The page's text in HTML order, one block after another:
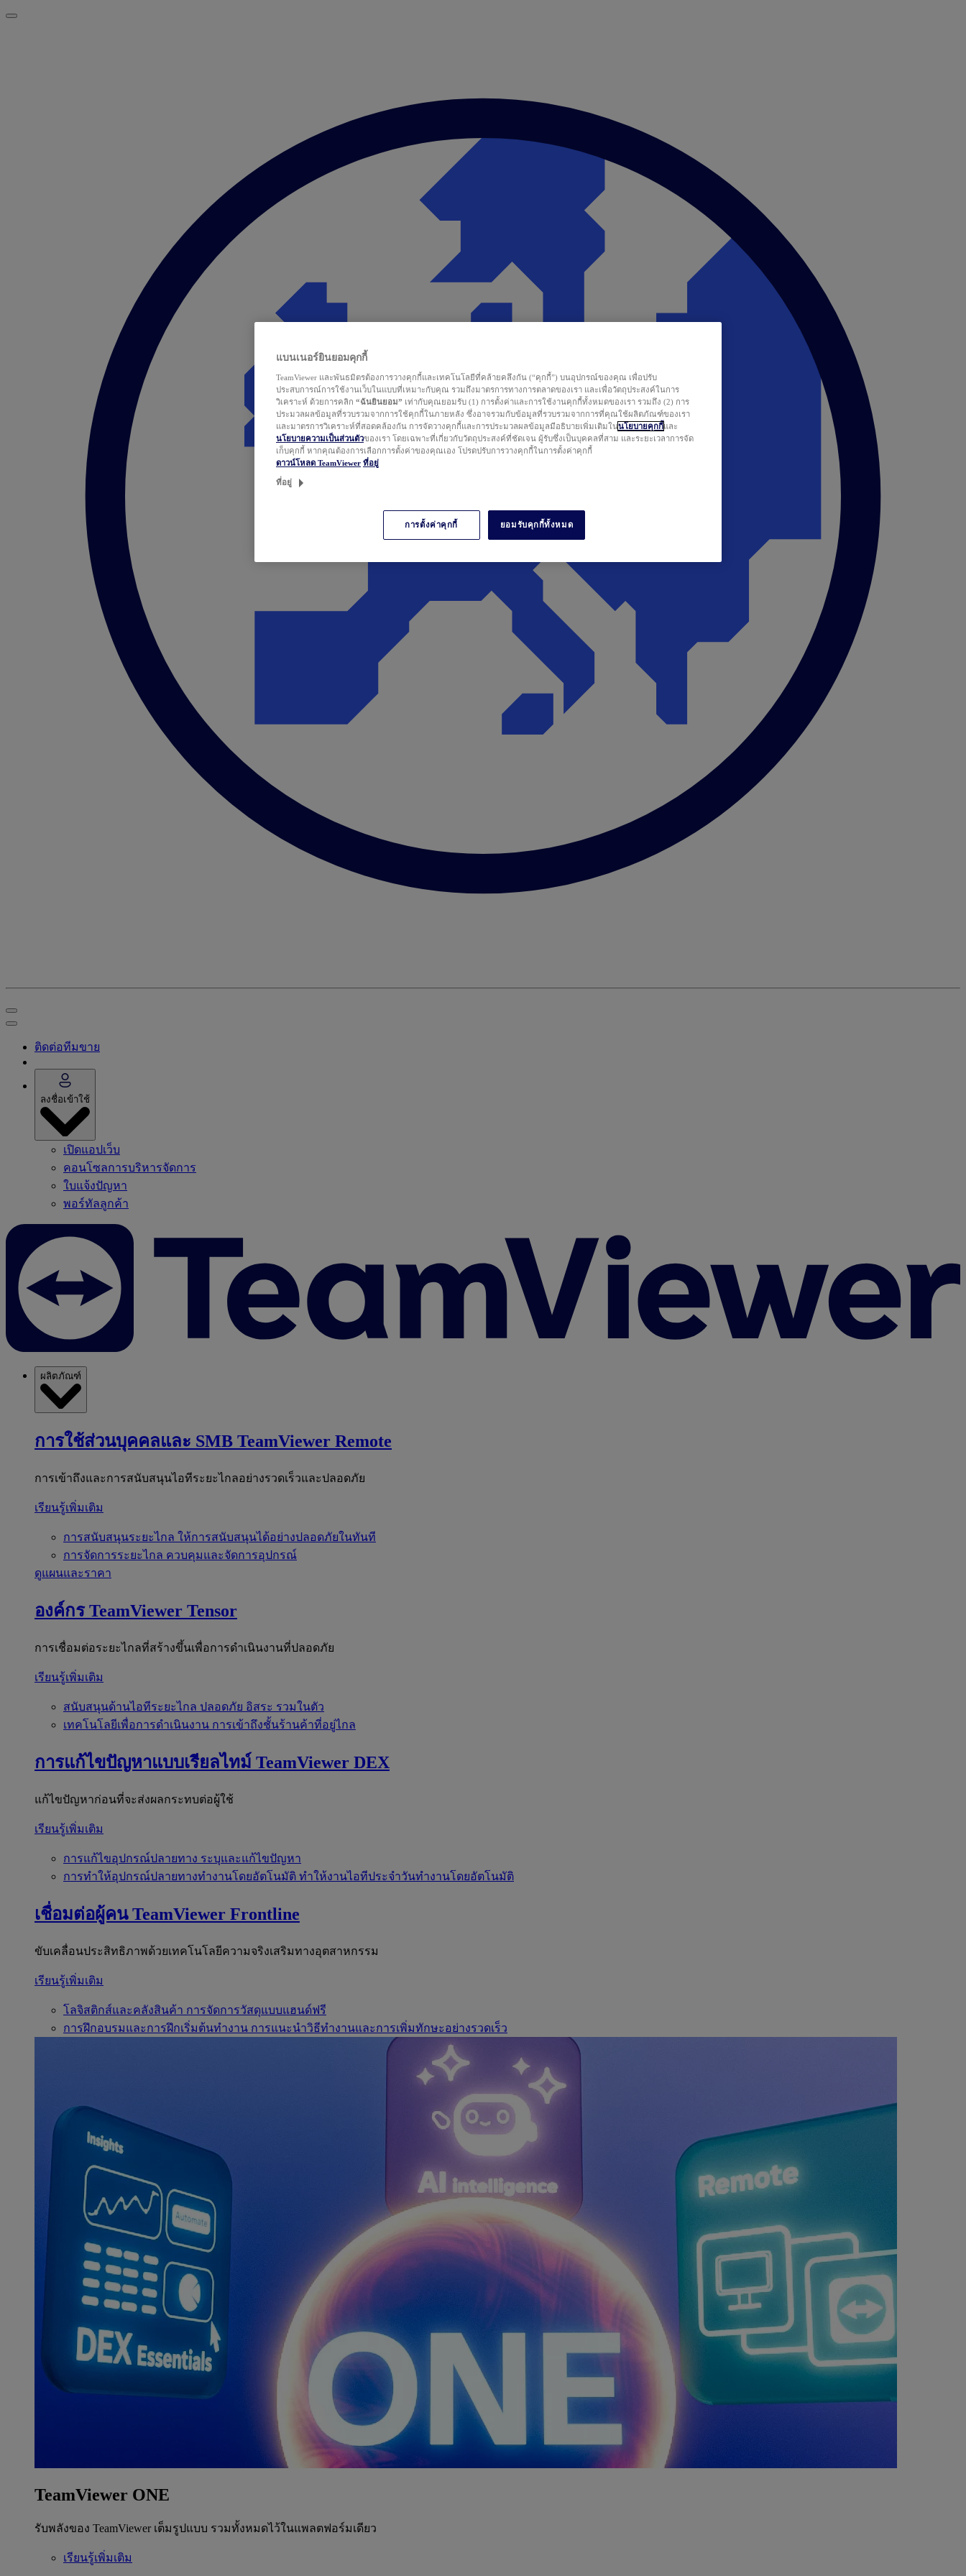
ติดต่อทีมขาย
ลงชื่อเข้าใช้
เปิดแอปเว็บ
คอนโซลการบริหารจัดการ
ใบแจ้งปัญหา
พอร์ทัลลูกค้า
ผลิตภัณฑ์
การใช้ส่วนบุคคลและ SMB TeamViewer Remote
การเข้าถึงและการสนับสนุนไอทีระยะไกลอย่างรวดเร็วและปลอดภัย
เรียนรู้เพิ่มเติม
การสนับสนุนระยะไกล ให้การสนับสนุนได้อย่างปลอดภัยในทันที
การจัดการระยะไกล ควบคุมและจัดการอุปกรณ์
ดูแผนและราคา
องค์กร TeamViewer Tensor
การเชื่อมต่อระยะไกลที่สร้างขึ้นเพื่อการดำเนินงานที่ปลอดภัย
เรียนรู้เพิ่มเติม
สนับสนุนด้านไอทีระยะไกล ปลอดภัย อิสระ รวมในตัว
เทคโนโลยีเพื่อการดำเนินงาน การเข้าถึงชั้นร้านค้าที่อยู่ไกล
การแก้ไขปัญหาแบบเรียลไทม์ TeamViewer DEX
แก้ไขปัญหาก่อนที่จะส่งผลกระทบต่อผู้ใช้
เรียนรู้เพิ่มเติม
การแก้ไขอุปกรณ์ปลายทาง ระบุและแก้ไขปัญหา
การทำให้อุปกรณ์ปลายทางทำงานโดยอัตโนมัติ ทำให้งานไอทีประจำวันทำงานโดยอัตโนมัติ
เชื่อมต่อผู้คน TeamViewer Frontline
ขับเคลื่อนประสิทธิภาพด้วยเทคโนโลยีความจริงเสริมทางอุตสาหกรรม
เรียนรู้เพิ่มเติม
โลจิสติกส์และคลังสินค้า การจัดการวัสดุแบบแฮนด์ฟรี
การฝึกอบรมและการฝึกเริ่มต้นทำงาน การแนะนำวิธีทำงานและการเพิ่มทักษะอย่างรวดเร็ว
TeamViewer ONE
รับพลังของ TeamViewer เต็มรูปแบบ รวมทั้งหมดไว้ในแพลตฟอร์มเดียว
เรียนรู้เพิ่มเติม
แบนเนอร์ยินยอมคุกกี้
TeamViewer และพันธมิตรต้องการวางคุกกี้และเทคโนโลยีที่คล้ายคลึงกัน (“คุกกี้”) บนอุปกรณ์ของคุณ เพื่อปรับ
ประสบการณ์การใช้งานเว็บในแบบที่เหมาะกับคุณ รวมถึงมาตรการทางการตลาดของเรา และเพื่อวัตถุประสงค์ในการ
วิเคราะห์ ด้วยการคลิก “ฉันยินยอม” เท่ากับคุณยอมรับ (1) การตั้งค่าและการใช้งานคุกกี้ทั้งหมดของเรา รวมถึง (2) การ
ประมวลผลข้อมูลที่รวบรวมจากการใช้คุกกี้ในภายหลัง ซึ่งอาจรวมกับข้อมูลที่รวบรวมจากการที่คุณใช้ผลิตภัณฑ์ของเรา
และมาตรการวิเคราะห์ที่สอดคล้องกัน การจัดวางคุกกี้และการประมวลผลข้อมูลมีอธิบายเพิ่มเติมในนโยบายคุกกี้และ
นโยบายความเป็นส่วนตัวของเรา โดยเฉพาะที่เกี่ยวกับวัตถุประสงค์ที่ชัดเจน ผู้รับซึ่งเป็นบุคคลที่สาม และระยะเวลาการจัด
เก็บคุกกี้ หากคุณต้องการเลือกการตั้งค่าของคุณเอง โปรดปรับการวางคุกกี้ในการตั้งค่าคุกกี้
ดาวน์โหลด TeamViewer ที่อยู่
ที่อยู่
การตั้งค่าคุกกี้ ยอมรับคุกกี้ทั้งหมด